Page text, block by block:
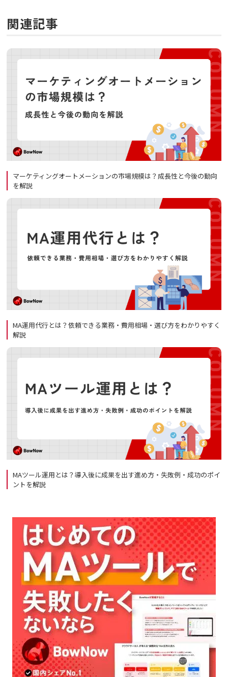
関連記事
マーケティングオートメーションの市場規模は？成長性と今後の動向
を解説
MA運用代行とは？依頼できる業務・費用相場・選び方をわかりやすく
解説
MAツール運用とは？導入後に成果を出す進め方・失敗例・成功のポイ
ントを解説